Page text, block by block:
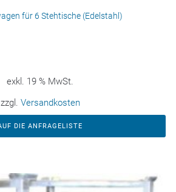
für 6 Stehtische (Edelstahl)
exkl. 19 % MwSt.
zzgl. Versandkosten
DIE ANFRAGELISTE